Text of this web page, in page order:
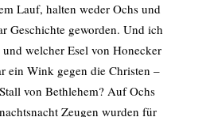
Lauf, halten weder Ochs und
Geschichte geworden. Und ich
welcher Esel von Honecker
ein Wink gegen die Christen –
von Bethlehem? Auf Ochs
Zeugen wurden für